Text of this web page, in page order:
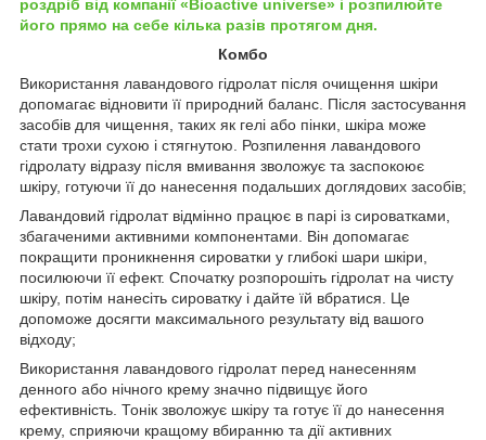
роздріб від компанії «Bioactive universe» і розпилюйте
його прямо на себе кілька разів протягом дня.
Комбо
Використання лавандового гідролат після очищення шкіри
допомагає відновити її природний баланс. Після застосування
засобів для чищення, таких як гелі або пінки, шкіра може
стати трохи сухою і стягнутою. Розпилення лавандового
гідролату відразу після вмивання зволожує та заспокоює
шкіру, готуючи її до нанесення подальших доглядових засобів;
Лавандовий гідролат відмінно працює в парі із сироватками,
збагаченими активними компонентами. Він допомагає
покращити проникнення сироватки у глибокі шари шкіри,
посилюючи її ефект. Спочатку розпорошіть гідролат на чисту
шкіру, потім нанесіть сироватку і дайте їй вбратися. Це
допоможе досягти максимального результату від вашого
відходу;
Використання лавандового гідролат перед нанесенням
денного або нічного крему значно підвищує його
ефективність. Тонік зволожує шкіру та готує її до нанесення
крему, сприяючи кращому вбиранню та дії активних